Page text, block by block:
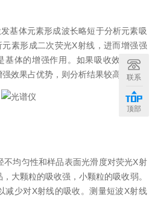
体元素形成波长略短于分析元素吸
素形成二次荧光X射线，进而增强强
体的增强作用。如果吸收效应占优
效果占优势，则分析结果较高。
均匀性和样品表面光滑度对荧光X射
大颗粒的吸收强，小颗粒的吸收弱。
减少对X射线的吸收。测量短波X射线
联系
顶部